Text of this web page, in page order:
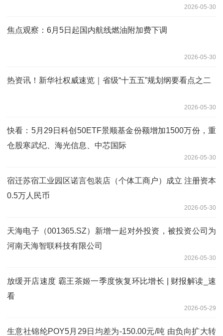
2026-05-30
焦点观察：6月5日起国内航线燃油附加费下调
2026-05-30
热资讯！新华社权威速览｜省级“十五五”规划纲要看点之二
2026-05-30
快看：5月29日科创50ETF景顺基金份额增加1500万份，重
仓股寒武纪、海光信息、中芯国际
2026-05-30
宿迁苏宿工业园区诺言包装店（个体工商户）成立 注册资本
0.5万人民币
2026-05-30
天海电子（001365.SZ）新增一起对外投资，被投资公司为
河南天海智联科技有限公司
2026-05-30
放缓开店速度 霸王茶姬一季度恢复环比增长 | 财报解读_速
看
2026-05-29
生意社锦纶POY5月29日均差为-150.00元/吨 由负向扩大转